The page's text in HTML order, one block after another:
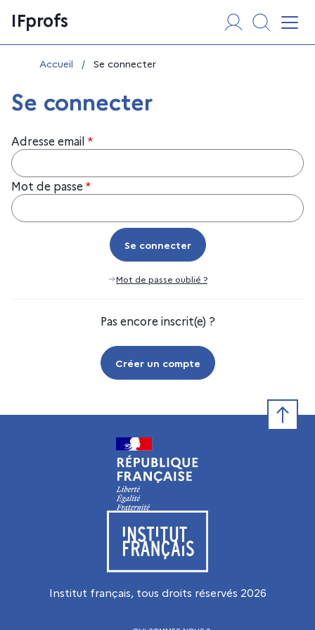
au
contenu
IFprofs
Vous êtes ici :
Accueil / Se connecter
Se connecter
Adresse email *
Mot de passe *
Se connecter
Se connecter
Mot de passe oublié ?
Pas encore inscrit(e) ?
Créer un compte
Visiter le site de l’Institut français
Institut français, tous droits réservés 2026